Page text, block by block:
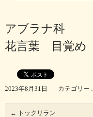
アブラナ科
花言葉 目覚め
2023年8月31日 | カテゴリー :
← トックリラン